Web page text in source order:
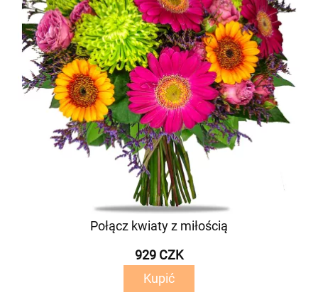
Połącz kwiaty z miłością
929 CZK
Kupić